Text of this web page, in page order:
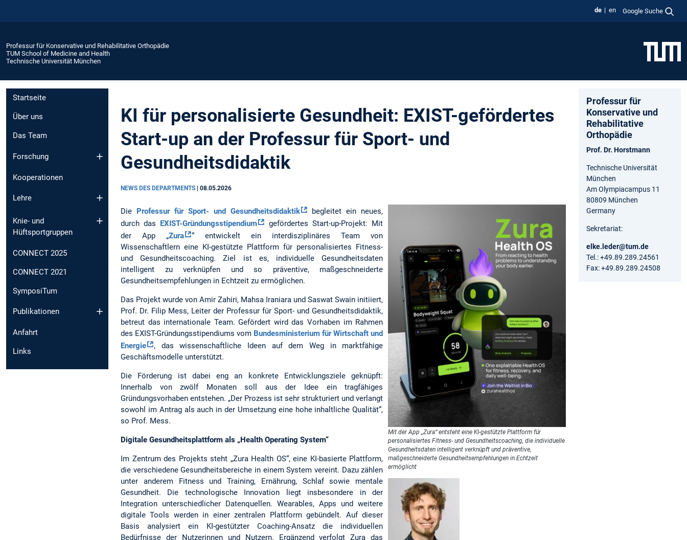
de en Google Suche
Professur für Konservative und Rehabilitative Orthopädie
TUM School of Medicine and Health
Technische Universität München
Startseite
Über uns
Das Team
Forschung
Kooperationen
Lehre
Knie- und
Hüftsportgruppen
CONNECT 2025
CONNECT 2021
SymposiTum
Publikationen
Anfahrt
Links
KI für personalisierte Gesundheit: EXIST-gefördertes
Start-up an der Professur für Sport- und
Gesundheitsdidaktik
NEWS DES DEPARTMENTS | 08.05.2026
Mit der App „Zura“ entsteht eine KI-gestützte Plattform für
personalisiertes Fitness- und Gesundheitscoaching, die individuelle
Gesundheitsdaten intelligent verknüpft und präventive,
maßgeschneiderte Gesundheitsempfehlungen in Echtzeit
ermöglicht
Die Professur für Sport- und Gesundheitsdidaktik
begleitet ein neues,
durch das EXIST-Gründungsstipendium
gefördertes Start-up-Projekt: Mit
der App „Zura
“ entwickelt ein interdisziplinäres Team von
Wissenschaftlern eine KI-gestützte Plattform für personalisiertes Fitness-
und Gesundheitscoaching. Ziel ist es, individuelle Gesundheitsdaten
intelligent zu verknüpfen und so präventive, maßgeschneiderte
Gesundheitsempfehlungen in Echtzeit zu ermöglichen.
Das Projekt wurde von Amir Zahiri, Mahsa Iraniara und Saswat Swain initiiert,
Prof. Dr. Filip Mess, Leiter der Professur für Sport- und Gesundheitsdidaktik,
betreut das internationale Team. Gefördert wird das Vorhaben im Rahmen
des EXIST-Gründungsstipendiums vom Bundesministerium für Wirtschaft und
Energie
, das wissenschaftliche Ideen auf dem Weg in marktfähige
Geschäftsmodelle unterstützt.
Die Förderung ist dabei eng an konkrete Entwicklungsziele geknüpft:
Innerhalb von zwölf Monaten soll aus der Idee ein tragfähiges
Gründungsvorhaben entstehen. „Der Prozess ist sehr strukturiert und verlangt
sowohl im Antrag als auch in der Umsetzung eine hohe inhaltliche Qualität“,
so Prof. Mess.
Digitale Gesundheitsplattform als „Health Operating System“
Im Zentrum des Projekts steht „Zura Health OS“, eine KI-basierte Plattform,
die verschiedene Gesundheitsbereiche in einem System vereint. Dazu zählen
unter anderem Fitness und Training, Ernährung, Schlaf sowie mentale
Gesundheit. Die technologische Innovation liegt insbesondere in der
Integration unterschiedlicher Datenquellen. Wearables, Apps und weitere
digitale Tools werden in einer zentralen Plattform gebündelt. Auf dieser
Basis analysiert ein KI-gestützter Coaching-Ansatz die individuellen
Bedürfnisse der Nutzerinnen und Nutzern. Ergänzend verfolgt Zura das
Professur für
Konservative und
Rehabilitative
Orthopädie
Prof. Dr. Horstmann
Technische Universität
München
Am Olympiacampus 11
80809 München
Germany
Sekretariat:
elke.leder@tum.de
Tel.: +49.89.289.24561
Fax: +49.89.289.24508